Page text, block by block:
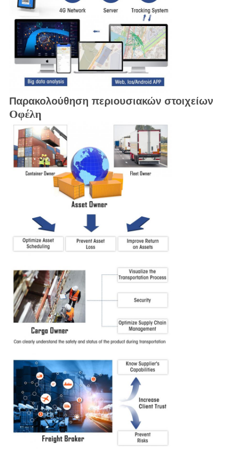
Παρακολούθηση περιουσιακών στοιχείων
Οφέλη